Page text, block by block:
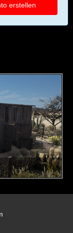
erstellen